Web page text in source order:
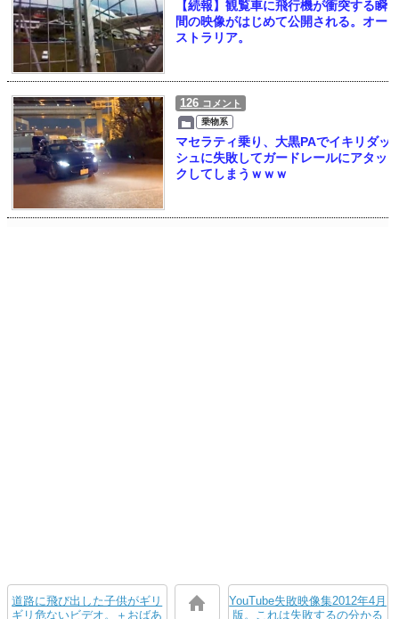
【続報】観覧車に飛行機が衝突する瞬
間の映像がはじめて公開される。オー
ストラリア。
126 コメント
乗物系
マセラティ乗り、大黒PAでイキリダッ
シュに失敗してガードレールにアタッ
クしてしまうｗｗｗ
道路に飛び出した子供がギリ
ギリ危ないビデオ。＋おばあ
YouTube失敗映像集2012年4月
版。これは失敗するの分かる